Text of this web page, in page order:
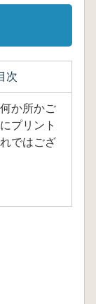
次
か所かご
プリント
ではござ